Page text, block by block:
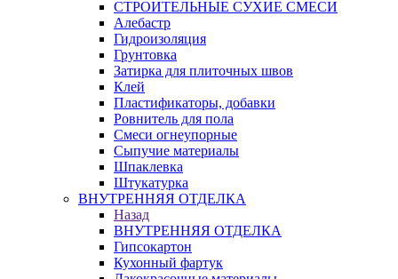
СТРОИТЕЛЬНЫЕ СУХИЕ СМЕСИ
Алебастр
Гидроизоляция
Грунтовка
Затирка для плиточных швов
Клей
Пластификаторы, добавки
Ровнитель для пола
Смеси огнеупорные
Сыпучие материалы
Шпаклевка
Штукатурка
ВНУТРЕННЯЯ ОТДЕЛКА
Назад
ВНУТРЕННЯЯ ОТДЕЛКА
Гипсокартон
Кухонный фартук